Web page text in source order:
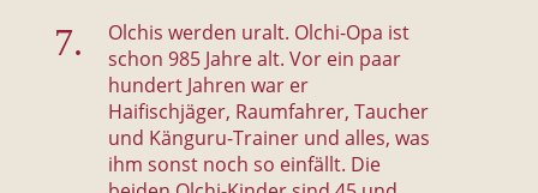
Olchis werden uralt. Olchi-Opa ist
schon 985 Jahre alt. Vor ein paar
hundert Jahren war er
Haifischjäger, Raumfahrer, Taucher
und Känguru-Trainer und alles, was
ihm sonst noch so einfällt. Die